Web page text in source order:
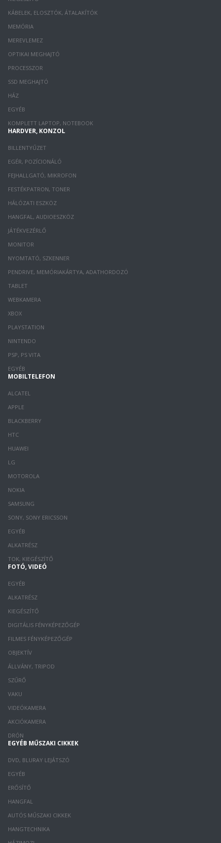
KÁBELEK, ELOSZTÓK, ÁTALAKÍTÓK
MEMÓRIA
MEREVLEMEZ
OPTIKAI MEGHAJTÓ
PROCESSZOR
SSD MEGHAJTÓ
HÁZ
EGYÉB
KOMPLETT LAPTOP, NOTEBOOK
HARDVER, KONZOL
BILLENTYŰZET
EGÉR, POZÍCIONÁLÓ
FEJHALLGATÓ, MIKROFON
FESTÉKPATRON, TONER
HÁLÓZATI ESZKÖZ
HANGFAL, AUDIOESZKÖZ
JÁTÉKVEZÉRLŐ
MONITOR
NYOMTATÓ, SZKENNER
PENDRIVE, MEMÓRIAKÁRTYA, ADATHORDOZÓ
TABLET
WEBKAMERA
XBOX
PLAYSTATION
NINTENDO
PSP, PS VITA
EGYÉB
MOBILTELEFON
ALCATEL
APPLE
BLACKBERRY
HTC
HUAWEI
LG
MOTOROLA
NOKIA
SAMSUNG
SONY, SONY ERICSSON
EGYÉB
ALKATRÉSZ
TOK, KIEGÉSZÍTŐ
FOTÓ, VIDEÓ
EGYÉB
ALKATRÉSZ
KIEGÉSZÍTŐ
DIGITÁLIS FÉNYKÉPEZŐGÉP
FILMES FÉNYKÉPEZŐGÉP
OBJEKTÍV
ÁLLVÁNY, TRIPOD
SZŰRŐ
VAKU
VIDEÓKAMERA
AKCIÓKAMERA
DRÓN
EGYÉB MŰSZAKI CIKKEK
DVD, BLURAY LEJÁTSZÓ
EGYÉB
ERŐSÍTŐ
HANGFAL
AUTÓS MŰSZAKI CIKKEK
HANGTECHNIKA